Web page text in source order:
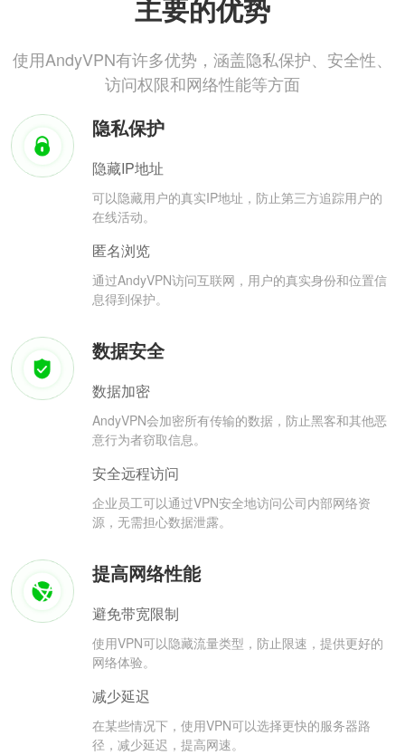
主要的优势
使用AndyVPN有许多优势，涵盖隐私保护、安全性、
访问权限和网络性能等方面
隐私保护
隐藏IP地址
可以隐藏用户的真实IP地址，防止第三方追踪用户的
在线活动。
匿名浏览
通过AndyVPN访问互联网，用户的真实身份和位置信
息得到保护。
数据安全
数据加密
AndyVPN会加密所有传输的数据，防止黑客和其他恶
意行为者窃取信息。
安全远程访问
企业员工可以通过VPN安全地访问公司内部网络资
源，无需担心数据泄露。
提高网络性能
避免带宽限制
使用VPN可以隐藏流量类型，防止限速，提供更好的
网络体验。
减少延迟
在某些情况下，使用VPN可以选择更快的服务器路
径，减少延迟，提高网速。